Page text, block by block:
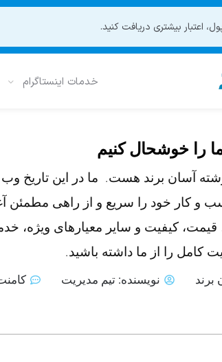
اعتبار بیشتری دریافت کنید.
خدمات اینستاگرام
را خوشحال کنیم
آسان برند هست. ما در این تاریخ
و کار خود را سریع و از راهی مطمئن
قیمت، کیفیت و سایر معیارهای ویژه،
کامل را از ما داشته باشید.
برند نویسنده: تیم مدیریت